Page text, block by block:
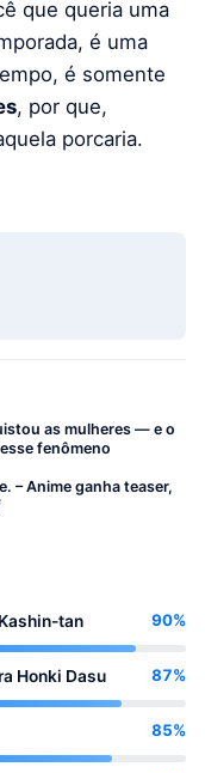
que queria uma
é uma
é somente
, por que,
porcaria.
as mulheres — e o
fenômeno
– Anime ganha teaser,
tan 90%
Honki Dasu 87%
85%